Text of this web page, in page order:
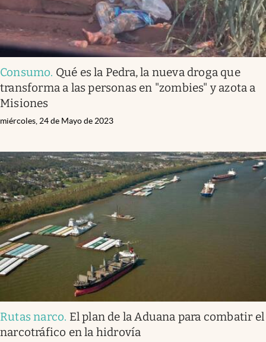
Consumo. Qué es la Pedra, la nueva droga que
transforma a las personas en "zombies" y azota a
Misiones
miércoles, 24 de Mayo de 2023
Rutas narco. El plan de la Aduana para combatir el
narcotráfico en la hidrovía